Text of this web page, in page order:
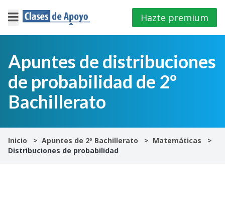
×
Iniciar
sesión
E.S.O
Hazte premium
Apuntes de distribuciones
de probabilidad de 2º
Bachillerato
Inicio Apuntes de 2º Bachillerato
Matemáticas
Distribuciones de probabilidad